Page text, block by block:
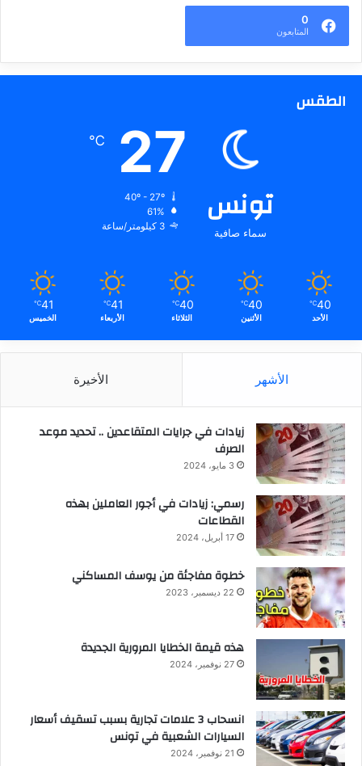
0
المتابعون
الطقس
تونس
سماء صافية
27
℃
61%
3 كيلومتر/ساعة
40
℃
الأحد
40
℃
الأثنين
40
℃
الثلاثاء
41
℃
الأربعاء
41
℃
الخميس
الأشهر الأخيرة
زيادات في جرايات المتقاعدين .. تحديد موعد
الصرف
3 مايو، 2024
رسمي: زيادات في أجور العاملين بهذه
القطاعات
17 أبريل، 2024
خطوة مفاجئة من يوسف المساكني
22 ديسمبر، 2023
هذه قيمة الخطايا المرورية الجديدة
27 نوفمبر، 2024
انسحاب 3 علامات تجارية بسبب تسقيف أسعار
السيارات الشعبية في تونس
21 نوفمبر، 2024